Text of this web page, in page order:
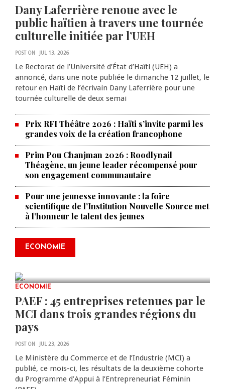
Dany Laferrière renoue avec le
public haïtien à travers une tournée
culturelle initiée par l’UEH
POST ON JUL 13, 2026
Le Rectorat de l’Université d’État d’Haïti (UEH) a
annoncé, dans une note publiée le dimanche 12 juillet, le
retour en Haïti de l’écrivain Dany Laferrière pour une
tournée culturelle de deux semai
Prix RFI Théâtre 2026 : Haïti s’invite parmi les
grandes voix de la création francophone
Prim Pou Chanjman 2026 : Roodlynail
Théagène, un jeune leader récompensé pour
son engagement communautaire
Pour une jeunesse innovante : la foire
scientifique de l’Institution Nouvelle Source met
à l’honneur le talent des jeunes
ECONOMIE
0 COMMENTS
Produire le savoir pour
transformer Haïti : BRH lance la
2ᵉ édition de ses Journées
scientifiques
ECONOMIE
PAEF : 45 entreprises retenues par le
MCI dans trois grandes régions du
pays
POST ON JUL 23, 2026
Le Ministère du Commerce et de l’Industrie (MCI) a
publié, ce mois-ci, les résultats de la deuxième cohorte
du Programme d’Appui à l’Entrepreneuriat Féminin